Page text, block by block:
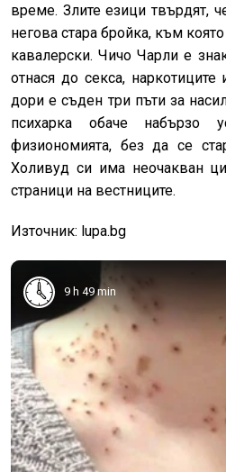
време. Злите езици твърдят,
негова стара бройка, към
кавалерски. Чичо Чарли е
отнася до секса,
дори е съден три пъти за
психарка обаче набързо
физиономията, без да се
Холивуд си има неочакван
страници на вестниците.
Източник: lupa.bg
9 h 49 min